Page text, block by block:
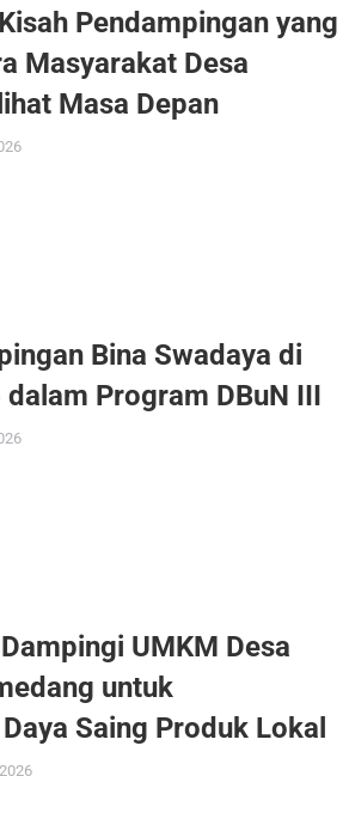
Pendampingan yang
Masyarakat Desa
Masa Depan
Bina Swadaya di
Program DBuN III
UMKM Desa
untuk
Saing Produk Lokal